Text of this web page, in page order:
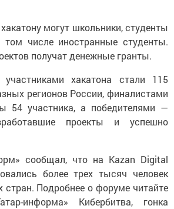
могут школьники, студенты
числе иностранные студенты.
получат денежные гранты.
хакатона стали 115
регионов России, финалистами
54 участника, а победителями —
проекты и успешно
сообщал, что на Kazan Digital
более трех тысяч человек
стран. Подробнее о форуме читайте
информа» Кибербитва, гонка